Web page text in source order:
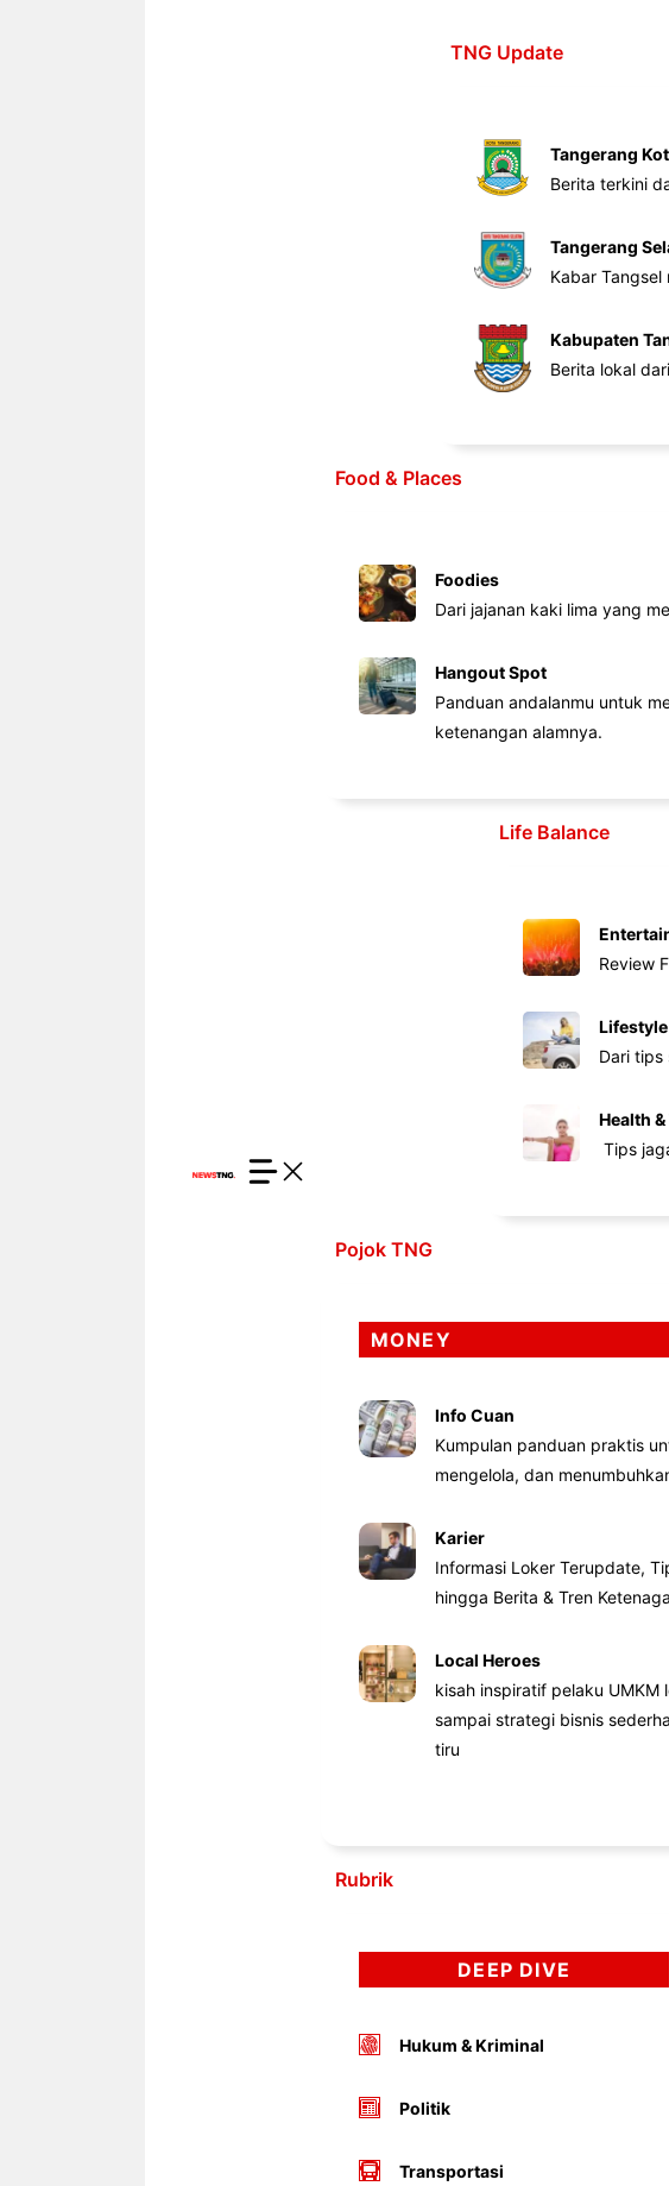
TNG Update
Tangerang
Berita terkini
Tangerang
Kabar
Kabupaten
Berita lokal
Food & Places
Foodies
Dari jajanan kaki lima yang
Hangout Spot
Panduan andalanmu untuk
ketenangan alamnya.
Life Balance
Review
Lifestyle
Dari
Health
Tips
Pojok TNG
MONEY
Info Cuan
Kumpulan panduan praktis
mengelola, dan
Karier
Informasi Loker Terupdate,
hingga Berita & Tren
Local Heroes
kisah inspiratif pelaku UMKM
sampai strategi bisnis
tiru
Rubrik
DEEP DIVE
Hukum & Kriminal
Politik
Transportasi